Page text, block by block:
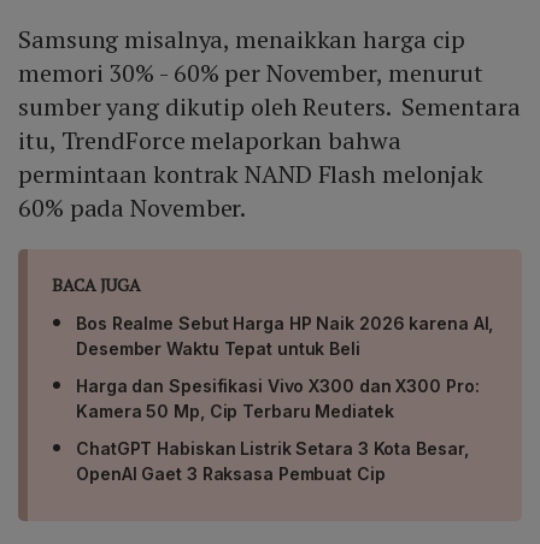
Samsung misalnya, menaikkan harga cip
memori 30% - 60% per November, menurut
sumber yang dikutip oleh Reuters. Sementara
itu, TrendForce melaporkan bahwa
permintaan kontrak NAND Flash melonjak
60% pada November.
BACA JUGA
Bos Realme Sebut Harga HP Naik 2026 karena AI,
Desember Waktu Tepat untuk Beli
Harga dan Spesifikasi Vivo X300 dan X300 Pro:
Kamera 50 Mp, Cip Terbaru Mediatek
ChatGPT Habiskan Listrik Setara 3 Kota Besar,
OpenAI Gaet 3 Raksasa Pembuat Cip